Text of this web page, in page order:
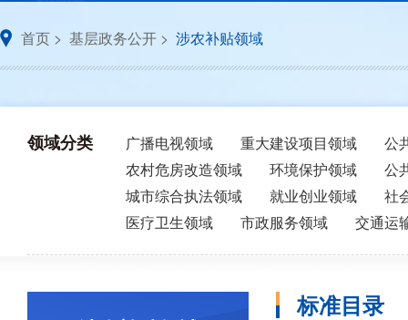
首页 > 基层政务公开 > 涉农补贴领域
领域分类 广播电视领域 重大建设项目领域
公
农村危房改造领域
环境保护领域
公
城市综合执法领域
就业创业领域
社
医疗卫生领域
市政服务领域 交通运
标准目录